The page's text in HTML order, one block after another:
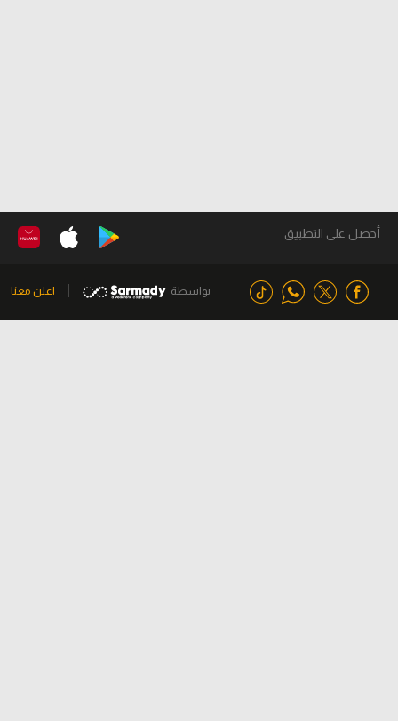
أحصل على التطبيق
بواسطة اعلن معنا